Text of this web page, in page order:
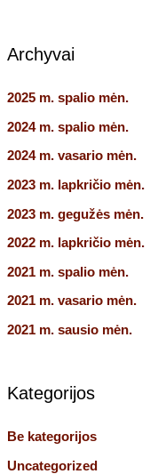
Archyvai
2025 m. spalio mėn.
2024 m. spalio mėn.
2024 m. vasario mėn.
2023 m. lapkričio mėn.
2023 m. gegužės mėn.
2022 m. lapkričio mėn.
2021 m. spalio mėn.
2021 m. vasario mėn.
2021 m. sausio mėn.
Kategorijos
Be kategorijos
Uncategorized